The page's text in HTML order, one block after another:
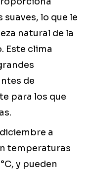
lo que le
natural de la
Este clima
de
para los que
a
temperaturas
y pueden